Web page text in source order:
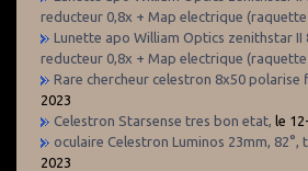
reducteur 0,8x + Map electrique (raquette
Lunette apo William Optics zenithstar II
reducteur 0,8x + Map electrique (raquette
Rare chercheur celestron 8x50 polarise
2023
Celestron Starsense tres bon etat, le
oculaire Celestron Luminos 23mm, 82°,
2023